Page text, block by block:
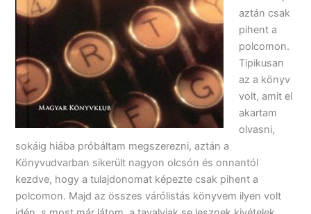
aztán csak
pihent a
polcomon.
Tipikusan
az a könyv
volt, amit el
akartam
olvasni,
sokáig hiába próbáltam megszerezni, aztán a
Könyvudvarban sikerült nagyon olcsón és onnantól
kezdve, hogy a tulajdonomat képezte csak pihent a
polcomon. Majd az összes várólistás könyvem ilyen volt